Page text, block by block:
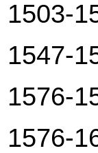
1503-
1547-
1576-
1576-